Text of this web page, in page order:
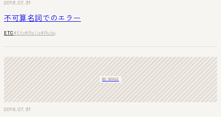
2016.07.31
不可算名詞でのエラー
ETC#Etc#Rails#Ruby
NO IMAGE
2016.07.31